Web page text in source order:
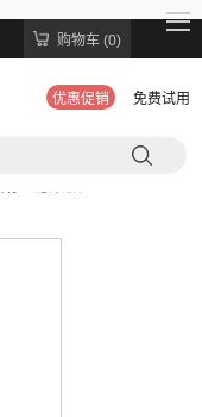
购物车 (0)
优惠促销 免费试用